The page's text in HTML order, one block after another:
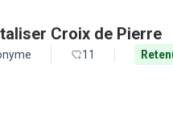
Croix de Pierre
11